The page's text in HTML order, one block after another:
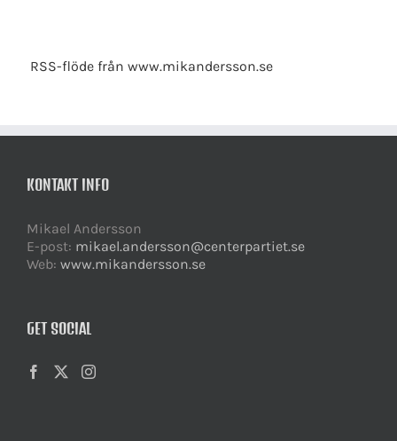
RSS-flöde från www.mikandersson.se
KONTAKT INFO
Mikael Andersson
E-post: mikael.andersson@centerpartiet.se
Web: www.mikandersson.se
GET SOCIAL